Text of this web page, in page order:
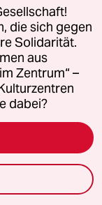
die sich gegen
Solidarität.
aus
Zentrum“ –
dabei?